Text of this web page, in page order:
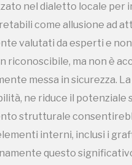
nel dialetto locale per
come allusione ad
valutati da esperti e
riconoscibile, ma non è
messa in sicurezza.
ne riduce il
strutturale
interni, inclusi i
questo
Campagne